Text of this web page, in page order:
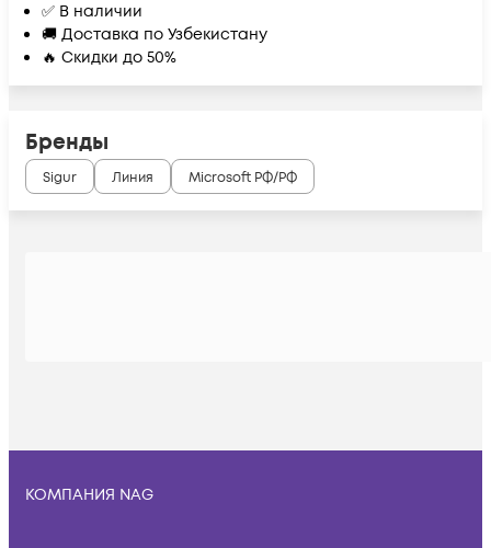
✅ В наличии
🚚 Доставка по Узбекистану
🔥 Скидки до 50%
Бренды
Sigur Линия Microsoft РФ/РФ
КОМПАНИЯ NAG